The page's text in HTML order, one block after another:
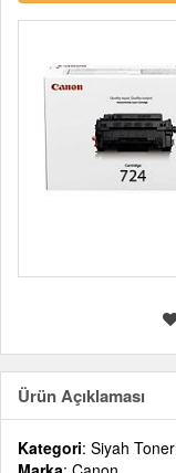
Ürün Açıklaması
Kategori: Siyah Toner